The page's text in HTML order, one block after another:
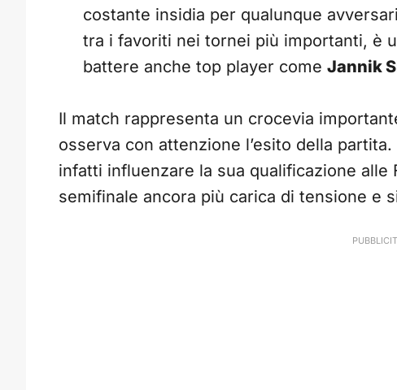
costante insidia per qualunque
tra i favoriti nei tornei più importanti, è
battere anche top player come Jannik
Il match rappresenta un crocevia
osserva con attenzione l’esito della
infatti influenzare la sua qualificazione alle
semifinale ancora più carica di tensione e